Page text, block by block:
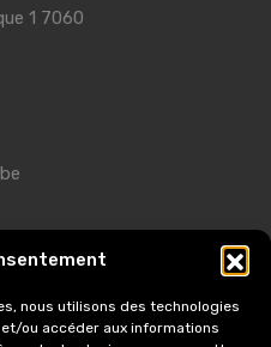
nous utilisons des technologies
ou accéder aux informations
1 7060
Immobiliers,